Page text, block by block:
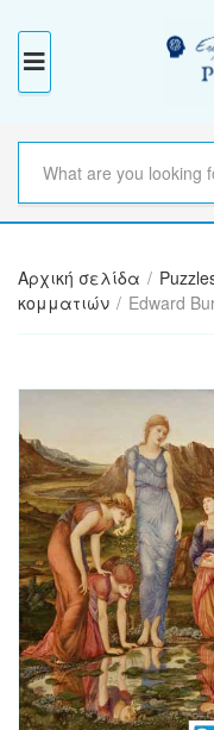
M
N
U
a
t
g
o
n
m
e
S
a
r
h
t
Αρχική σελίδα /
κομματιών / Edward